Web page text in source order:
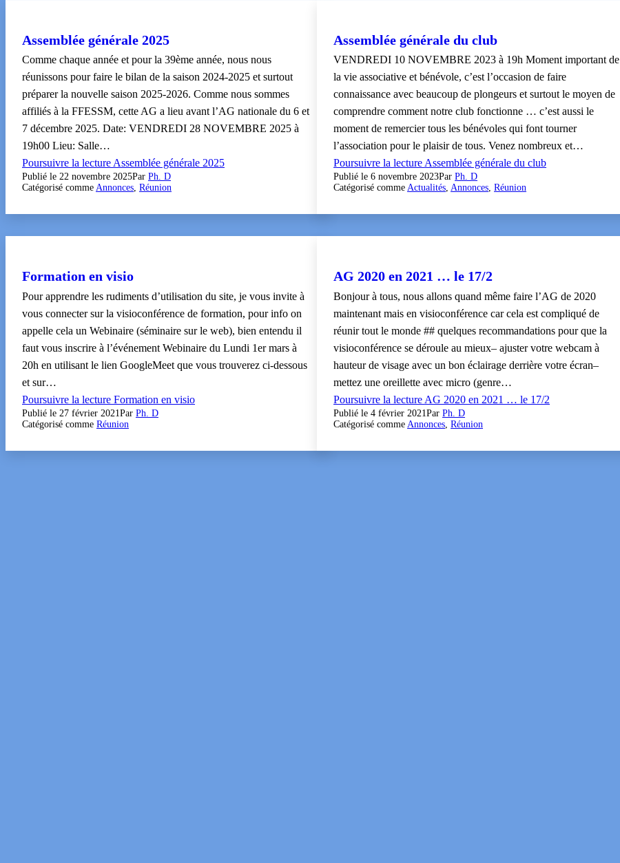
Assemblée générale 2025
Comme chaque année et pour la 39ème année, nous nous
réunissons pour faire le bilan de la saison 2024-2025 et surtout
préparer la nouvelle saison 2025-2026. Comme nous sommes
affiliés à la FFESSM, cette AG a lieu avant l’AG nationale du 6 et
7 décembre 2025. Date: VENDREDI 28 NOVEMBRE 2025 à
19h00 Lieu: Salle…
Poursuivre la lectureAssemblée générale 2025
Publié le 22 novembre 2025Par Ph. D
Catégorisé comme Annonces, Réunion
Assemblée générale du club
VENDREDI 10 NOVEMBRE 2023 à 19h Moment important de
la vie associative et bénévole, c’est l’occasion de faire
connaissance avec beaucoup de plongeurs et surtout le moyen de
comprendre comment notre club fonctionne … c’est aussi le
moment de remercier tous les bénévoles qui font tourner
l’association pour le plaisir de tous. Venez nombreux et…
Poursuivre la lectureAssemblée générale du club
Publié le6 novembre 2023ParPh. D
Catégorisé commeActualités,Annonces,Réunion
Formation en visio
Pour apprendre les rudiments d’utilisation du site, je vous invite à
vous connecter sur la visioconférence de formation, pour info on
appelle cela un Webinaire (séminaire sur le web), bien entendu il
faut vous inscrire à l’événement Webinaire du Lundi 1er mars à
20h en utilisant le lien GoogleMeet que vous trouverez ci-dessous
et sur…
Poursuivre la lecture Formation en visio
Publié le 27 février 2021Par Ph. D
Catégorisé comme Réunion
AG 2020 en 2021 … le 17/2
Bonjour à tous, nous allons quand même faire l’AG de 2020
maintenant mais en visioconférence car cela est compliqué de
réunir tout le monde ## quelques recommandations pour que la
visioconférence se déroule au mieux– ajuster votre webcam à
hauteur de visage avec un bon éclairage derrière votre écran–
mettez une oreillette avec micro (genre…
Poursuivre la lecture AG 2020 en 2021 … le 17/2
Publié le4 février 2021ParPh. D
Catégorisé commeAnnonces,Réunion